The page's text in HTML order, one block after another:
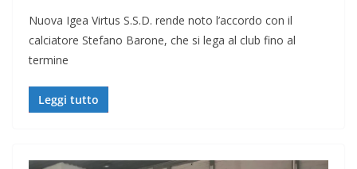
Nuova Igea Virtus S.S.D. rende noto l’accordo con il
calciatore Stefano Barone, che si lega al club fino al
termine
Leggi tutto